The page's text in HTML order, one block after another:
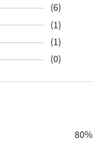
(6)
(1)
(1)
(0)
80%